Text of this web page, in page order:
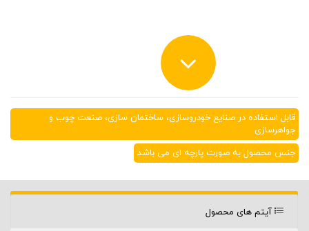
قابل استفاده در صنایع خودروسازی، ساختمان سازی، صنعت چوب و
جواهرسازی
جنس محصول به صورت پارچه ای می باشد
آیتم های محصول